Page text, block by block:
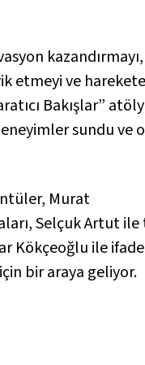
etmeyi ve
Bakışlar”
sundu ve
Murat
Selçuk Artut
Kökçeoğlu ile ifade
bir araya geliyor.